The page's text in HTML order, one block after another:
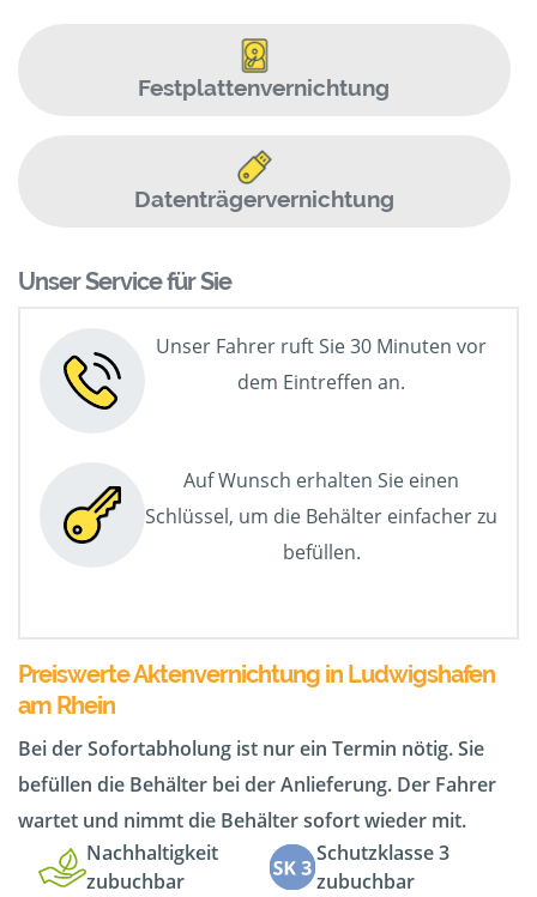
Festplattenvernichtung
Datenträgervernichtung
Unser Service für Sie
Unser Fahrer ruft Sie 30 Minuten vor
dem Eintreffen an.
Auf Wunsch erhalten Sie einen
Schlüssel, um die Behälter einfacher zu
befüllen.
Preiswerte Aktenvernichtung in Ludwigshafen
am Rhein
Bei der Sofortabholung ist nur ein Termin nötig. Sie
befüllen die Behälter bei der Anlieferung. Der Fahrer
wartet und nimmt die Behälter sofort wieder mit.
Nachhaltigkeit
zubuchbar
Schutzklasse 3
zubuchbar